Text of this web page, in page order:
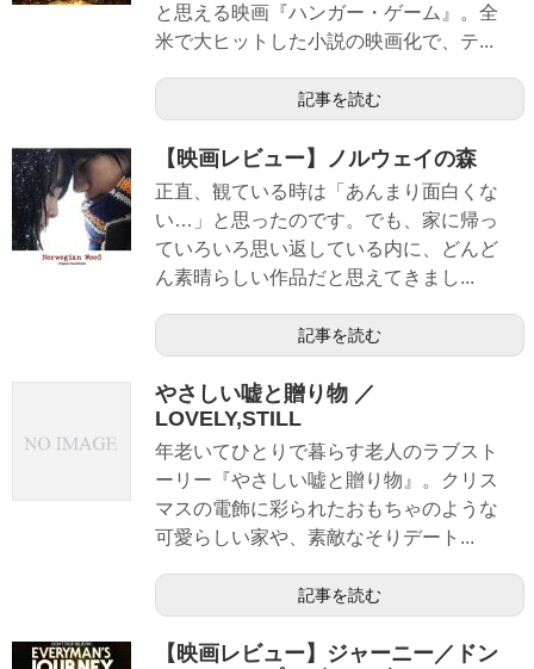
と思える映画『ハンガー・ゲーム』。全
米で大ヒットした小説の映画化で、テ...
記事を読む
【映画レビュー】ノルウェイの森
正直、観ている時は「あんまり面白くな
い…」と思ったのです。でも、家に帰っ
ていろいろ思い返している内に、どんど
ん素晴らしい作品だと思えてきまし...
記事を読む
やさしい嘘と贈り物 ／
LOVELY,STILL
年老いてひとりで暮らす老人のラブスト
ーリー『やさしい嘘と贈り物』。クリス
マスの電飾に彩られたおもちゃのような
可愛らしい家や、素敵なそりデート...
記事を読む
【映画レビュー】ジャーニー／ドン